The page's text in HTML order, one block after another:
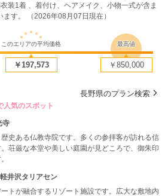
装1着 、着付け、ヘアメイク、小物一式が含ま
す。 （2026年08月07日現在）
このエリアの平均価格
￥197,573
最高値
￥850,000
長野県のプラン検索
人気のスポット
寺
史ある仏教寺院です。多くの参拝客が訪れる信
荘厳な本堂や美しい庭園が見どころで、御朱印
軽井沢タリアセン
トが融合するリゾート施設です。広大な敷地内